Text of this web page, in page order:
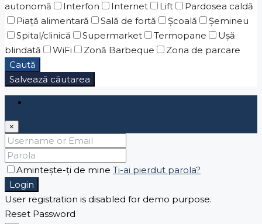
autonomă
Interfon Internet Lift
Pardosea caldă
Piaţă alimentară
Sală de fortă Școală
Șemineu
Spital/clinică
Supermarket Termopane
Ușă
blindată
WiFi Zonă Barbeque
Zona de parcare
Caută
Salvează căutarea
×
Amintește-ți de mine Ti-ai pierdut parola?
Login
User registration is disabled for demo purpose.
Reset Password